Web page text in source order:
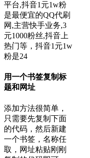
平台,抖音1元1w粉
是最便宜的QQ代刷
网,主营快手业务,3
元1000粉丝,抖音上
热门等，抖音1元1w
粉是24
用一个书签复制标
题和网址
添加方法很简单，
只需要先复制下面
的代码，然后新建
一个书签，名称任
取，网址粘贴刚刚